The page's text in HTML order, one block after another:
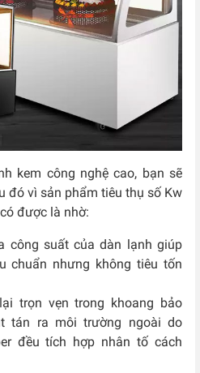
kem công nghệ cao, bạn sẽ
đó vì sản phẩm tiêu thụ số Kw
được là nhờ:
công suất của dàn lạnh giúp
chuẩn nhưng không tiêu tốn
trọn vẹn trong khoang bảo
tán ra môi trường ngoài do
đều tích hợp nhân tố cách